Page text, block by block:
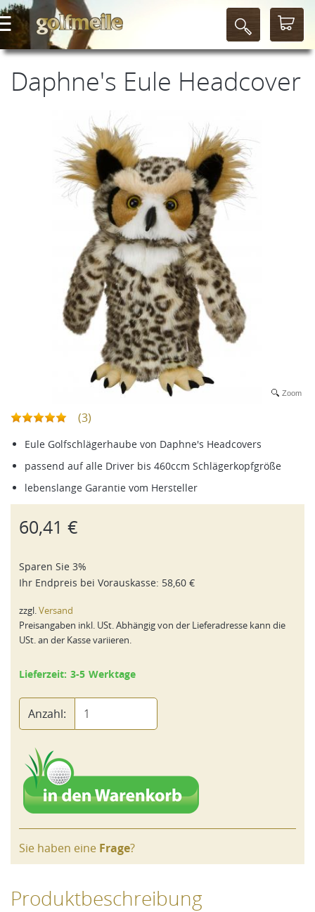
Daphne's Eule Headcover
Zoom
(3)
Eule Golfschlägerhaube von Daphne's Headcovers
passend auf alle Driver bis 460ccm Schlägerkopfgröße
lebenslange Garantie vom Hersteller
60,41 €
Sparen Sie 3%
Ihr Endpreis bei Vorauskasse: 58,60 €
zzgl.Versand
Preisangaben inkl. USt. Abhängig von der Lieferadresse kann die
USt. an der Kasse variieren.
Lieferzeit: 3-5 Werktage
Anzahl:
Sie haben eine Frage?
Produktbeschreibung